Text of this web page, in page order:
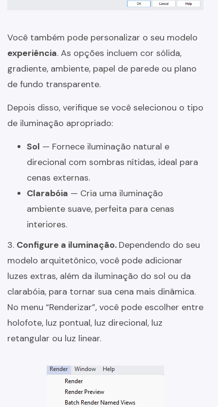
Você também pode personalizar o seu modelo
experiência. As opções incluem cor sólida,
gradiente, ambiente, papel de parede ou plano
de fundo transparente.
Depois disso, verifique se você selecionou o tipo
de iluminação apropriado:
Sol — Fornece iluminação natural e
direcional com sombras nítidas, ideal para
cenas externas.
Clarabóia — Cria uma iluminação
ambiente suave, perfeita para cenas
interiores.
3. Configure a iluminação. Dependendo do seu
modelo arquitetônico, você pode adicionar
luzes extras, além da iluminação do sol ou da
clarabóia, para tornar sua cena mais dinâmica.
No menu “Renderizar”, você pode escolher entre
holofote, luz pontual, luz direcional, luz
retangular ou luz linear.